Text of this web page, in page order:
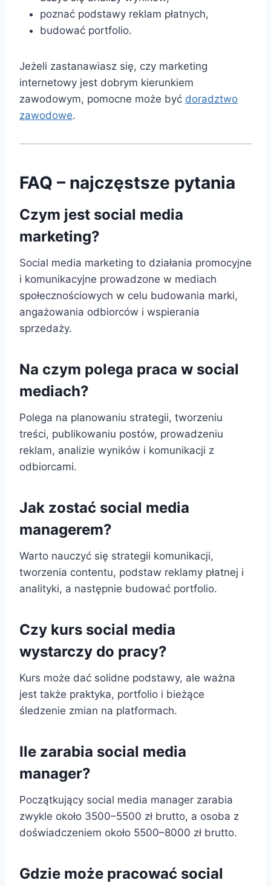
poznać podstawy reklam płatnych,
budować portfolio.
Jeżeli zastanawiasz się, czy marketing
internetowy jest dobrym kierunkiem
zawodowym, pomocne może być doradztwo
zawodowe.
FAQ – najczęstsze pytania
Czym jest social media
marketing?
Social media marketing to działania promocyjne
i komunikacyjne prowadzone w mediach
społecznościowych w celu budowania marki,
angażowania odbiorców i wspierania
sprzedaży.
Na czym polega praca w social
mediach?
Polega na planowaniu strategii, tworzeniu
treści, publikowaniu postów, prowadzeniu
reklam, analizie wyników i komunikacji z
odbiorcami.
Jak zostać social media
managerem?
Warto nauczyć się strategii komunikacji,
tworzenia contentu, podstaw reklamy płatnej i
analityki, a następnie budować portfolio.
Czy kurs social media
wystarczy do pracy?
Kurs może dać solidne podstawy, ale ważna
jest także praktyka, portfolio i bieżące
śledzenie zmian na platformach.
Ile zarabia social media
manager?
Początkujący social media manager zarabia
zwykle około 3500–5500 zł brutto, a osoba z
doświadczeniem około 5500–8000 zł brutto.
Gdzie może pracować social